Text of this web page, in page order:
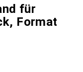
für
Format